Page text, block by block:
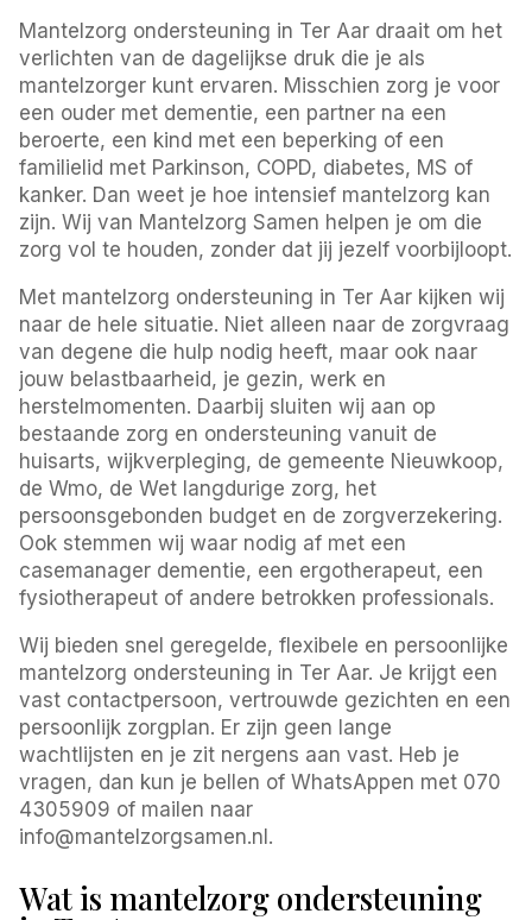
Mantelzorg ondersteuning in Ter Aar draait om het
verlichten van de dagelijkse druk die je als
mantelzorger kunt ervaren. Misschien zorg je voor
een ouder met dementie, een partner na een
beroerte, een kind met een beperking of een
familielid met Parkinson, COPD, diabetes, MS of
kanker. Dan weet je hoe intensief mantelzorg kan
zijn. Wij van Mantelzorg Samen helpen je om die
zorg vol te houden, zonder dat jij jezelf voorbijloopt.
Met mantelzorg ondersteuning in Ter Aar kijken wij
naar de hele situatie. Niet alleen naar de zorgvraag
van degene die hulp nodig heeft, maar ook naar
jouw belastbaarheid, je gezin, werk en
herstelmomenten. Daarbij sluiten wij aan op
bestaande zorg en ondersteuning vanuit de
huisarts, wijkverpleging, de gemeente Nieuwkoop,
de Wmo, de Wet langdurige zorg, het
persoonsgebonden budget en de zorgverzekering.
Ook stemmen wij waar nodig af met een
casemanager dementie, een ergotherapeut, een
fysiotherapeut of andere betrokken professionals.
Wij bieden snel geregelde, flexibele en persoonlijke
mantelzorg ondersteuning in Ter Aar. Je krijgt een
vast contactpersoon, vertrouwde gezichten en een
persoonlijk zorgplan. Er zijn geen lange
wachtlijsten en je zit nergens aan vast. Heb je
vragen, dan kun je bellen of WhatsAppen met 070
4305909 of mailen naar
info@mantelzorgsamen.nl.
Wat is mantelzorg ondersteuning